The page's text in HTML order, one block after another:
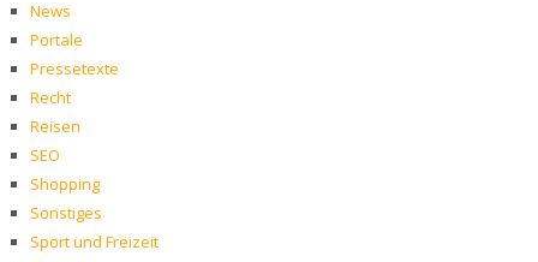
News
Portale
Pressetexte
Recht
Reisen
SEO
Shopping
Sonstiges
Sport und Freizeit